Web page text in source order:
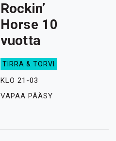
Rockin’
Horse 10
vuotta
TIRRA & TORVI
KLO 21-03
VAPAA PÄÄSY